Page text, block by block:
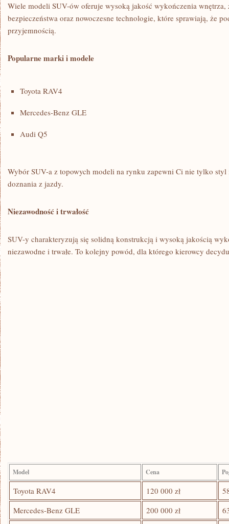
Wiele modeli SUV-ów oferuje wysoką jakość wykończenia wnętrza,
bezpieczeństwa oraz‍ nowoczesne‍ technologie, które sprawiają, że
przyjemnością.
Popularne marki i modele
Toyota RAV4
Mercedes-Benz GLE
Audi Q5
Wybór SUV-a z topowych modeli na rynku zapewni⁢ Ci nie tylko styl
doznania z jazdy.
Niezawodność i trwałość
SUV-y charakteryzują się solidną konstrukcją i⁣ wysoką jakością
niezawodne i trwałe. To kolejny powód, dla którego kierowcy
Model Cena
Toyota RAV4 120 ⁢000 zł
Mercedes-Benz GLE
200 000​ zł